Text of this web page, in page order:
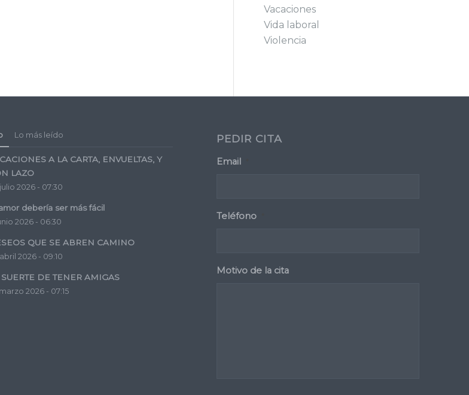
Vacaciones
Vida laboral
Violencia
Lo más leído
A LA CARTA, ENVUELTAS, Y
LAZO
2026 - 07:30
debería ser más fácil
2026 - 06:30
QUE SE ABREN CAMINO
2026 - 09:10
SUERTE DE TENER AMIGAS
2026 - 07:15
PEDIR CITA
Email
Teléfono
Motivo de la cita